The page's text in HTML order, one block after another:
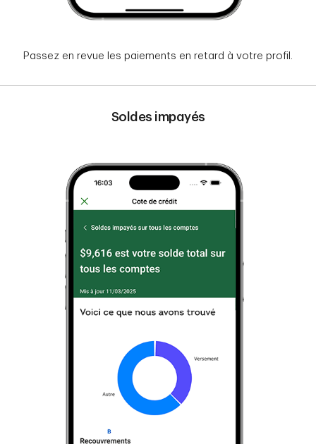
Passez en revue les paiements en retard à votre profil.
Soldes impayés